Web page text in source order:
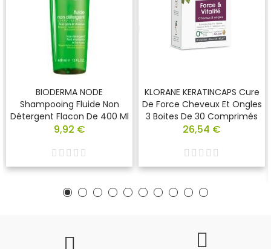
BIODERMA NODE
Shampooing Fluide Non
Détergent Flacon De 400 Ml
9,92 €
KLORANE KERATINCAPS Cure
De Force Cheveux Et Ongles
3 Boites De 30 Comprimés
26,54 €